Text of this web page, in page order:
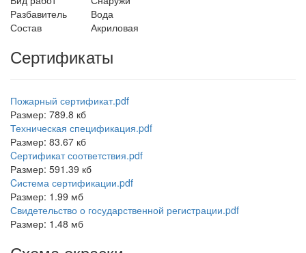
Разбавитель
Вода
Состав
Акриловая
Сертификаты
Пожарный сертификат.pdf
Размер: 789.8 кб
Техническая спецификация.pdf
Размер: 83.67 кб
Cертификат соответствия.pdf
Размер: 591.39 кб
Cистема сертификации.pdf
Размер: 1.99 мб
Свидетельство о государственной регистрации.pdf
Размер: 1.48 мб